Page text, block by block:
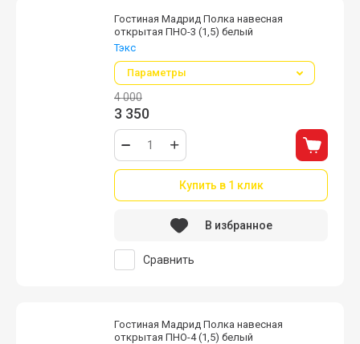
Гостиная Мадрид Полка навесная
открытая ПНО-3 (1,5) белый
Тэкс
Параметры
4 000
3 350
Купить в 1 клик
Сравнить
В избранное
Гостиная Мадрид Полка навесная
открытая ПНО-4 (1,5) белый